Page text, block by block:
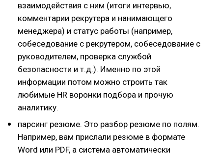
взаимодействия с ним (итоги интервью,
комментарии рекрутера и нанимающего
менеджера) и статус работы (например,
собеседование с рекрутером, собеседование с
руководителем, проверка службой
безопасности и т.д.). Именно по этой
информации потом можно строить так
любимые HR воронки подбора и прочую
аналитику.
парсинг резюме. Это разбор резюме по полям.
Например, вам прислали резюме в формате
Word или PDF, а система автоматически